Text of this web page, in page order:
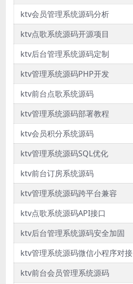
ktv会员管理系统源码分析
ktv点歌系统源码开源项目
ktv后台管理系统源码定制
ktv管理系统源码PHP开发
ktv前台点歌系统源码
ktv管理系统源码部署教程
ktv会员积分系统源码
ktv管理系统源码SQL优化
ktv前台订房系统源码
ktv管理系统源码跨平台兼容
ktv点歌系统源码API接口
ktv后台管理系统源码安全加固
ktv管理系统源码微信小程序对接
ktv前台会员管理系统源码